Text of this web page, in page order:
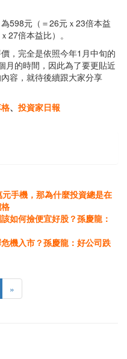
598元（＝26元ｘ23倍本益
27倍本益比）。
，完全是依照今年1月中旬的
月的時間，因此為了要更貼近
容，就待後續跟大家分享
、 投資家日報
手機，那為什麼投資總是在
如何撿便宜好股？孫慶龍：
機入市？孫慶龍：好公司跌
»